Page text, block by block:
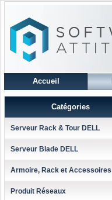
Accueil
Catégories
Serveur Rack & Tour DELL
Serveur Blade DELL
Armoire, Rack et Accessoires
Produit Réseaux